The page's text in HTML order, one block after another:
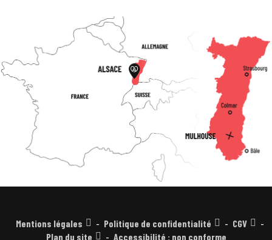
Mentions légales Politique de confidentialité
CGV
Plan du site
Accessibilité : non conforme